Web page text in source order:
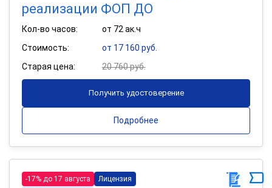
реализации ФОП ДО
Кол-во часов:
от 72 ак.ч
Стоимость:
от 17 160 руб.
Старая цена:
20 760 руб.
Получить удостоверение
Подробнее
-17% до 17 августа
Лицензия